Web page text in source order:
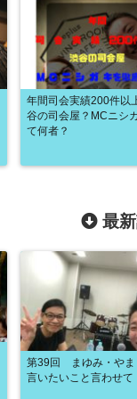
年間司会実績200件以
谷の司会屋？MCニシ
て何者？
最
第39回 まゆみ・やま
言いたいこと言わせて